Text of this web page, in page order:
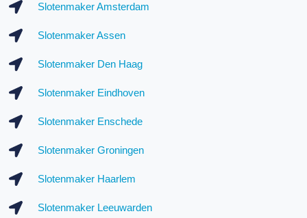
Slotenmaker Amsterdam
Slotenmaker Assen
Slotenmaker Den Haag
Slotenmaker Eindhoven
Slotenmaker Enschede
Slotenmaker Groningen
Slotenmaker Haarlem
Slotenmaker Leeuwarden